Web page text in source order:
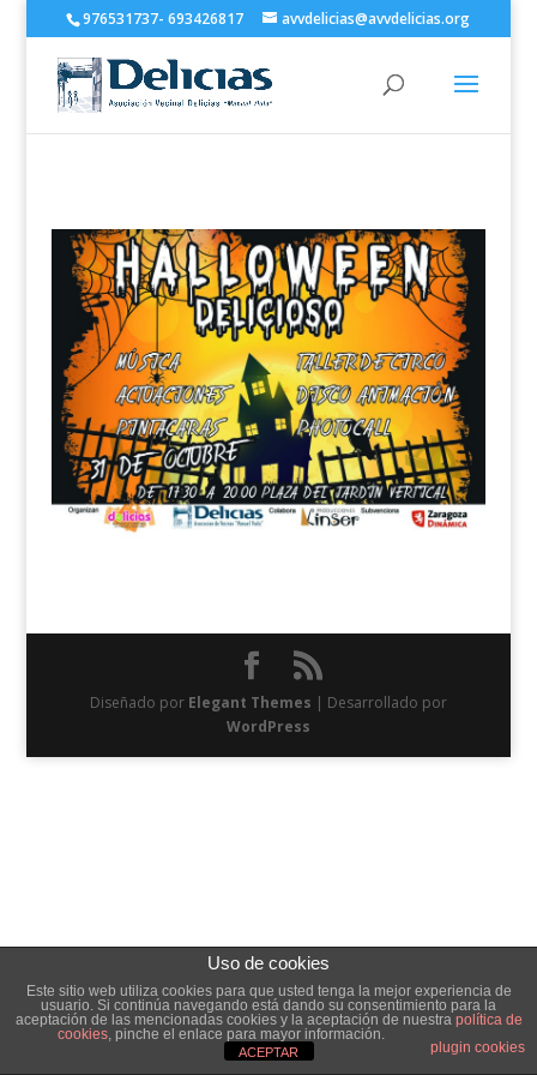
976531737- 693426817 avvdelicias@avvdelicias.org
Diseñado por Elegant Themes | Desarrollado por
WordPress
Uso de cookies
Este sitio web utiliza cookies para que usted tenga la mejor experiencia de
usuario. Si continúa navegando está dando su consentimiento para la
aceptación de las mencionadas cookies y la aceptación de nuestra política de
cookies, pinche el enlace para mayor información.
plugin cookies
ACEPTAR